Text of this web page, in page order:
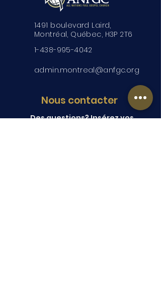
1491 boulevard Laird,
Montréal, Québec, H3P 2T6
1-438-995-4042
admin.montreal@anfgc.org
Nous contacter
Des questions? Insérez vos